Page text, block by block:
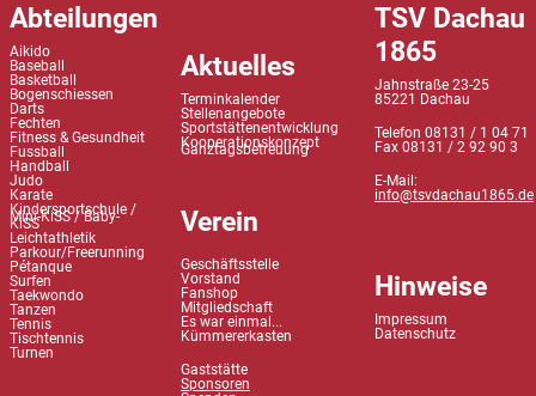
Abteilungen
Aikido
Baseball
Basketball
Bogenschiessen
Darts
Fechten
Fitness & Gesundheit
Fussball
Handball
Judo
Karate
Kindersportschule /
Mini-KiSS / Baby-
KiSS
Leichtathletik
Parkour/Freerunning
Pétanque
Surfen
Taekwondo
Tanzen
Tennis
Tischtennis
Turnen
Aktuelles
Terminkalender
Stellenangebote
Sportstättenentwicklung
Kooperationskonzept
Ganztagsbetreuung
Verein
Geschäftsstelle
Vorstand
Fanshop
Mitgliedschaft
Es war einmal...
Kümmererkasten
Gaststätte
Sponsoren
TSV Dachau
1865
Jahnstraße 23-25
85221 Dachau
Telefon 08131 / 1 04 71
Fax 08131 / 2 92 90 3
E-Mail:
info@tsvdachau1865.de
Hinweise
Impressum
Datenschutz